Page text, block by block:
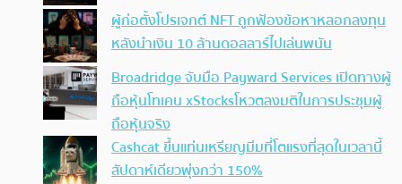
ผู้ก่อตั้งโปรเจกต์ NFT ถูกฟ้องข้อหาหลอกลงทุน
หลังนำเงิน 10 ล้านดอลลาร์ไปเล่นพนัน
Broadridge จับมือ Payward Services เปิดทางผู้
ถือหุ้นโทเคน xStocksโหวตลงมติในการประชุมผู้
ถือหุ้นจริง
Cashcat ขึ้นแท่นเหรียญมีมที่โตแรงที่สุดในเวลานี้
สัปดาห์เดียวพุ่งกว่า 150%